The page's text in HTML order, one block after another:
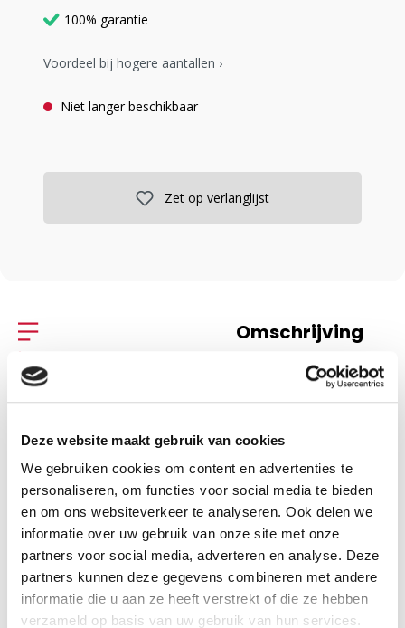
Deze website maakt gebruik van cookies
We gebruiken cookies om content en advertenties te
personaliseren, om functies voor social media te bieden
en om ons websiteverkeer te analyseren. Ook delen we
informatie over uw gebruik van onze site met onze
partners voor social media, adverteren en analyse. Deze
partners kunnen deze gegevens combineren met andere
informatie die u aan ze heeft verstrekt of die ze hebben
verzameld op basis van uw gebruik van hun services.
100% garantie
Voordeel bij hogere aantallen ›
Niet langer beschikbaar
Zet op verlanglijst
Omschrijving
Specificaties
Omschrijving
Huisgezin in bethanie
H.C. Voorhoeve